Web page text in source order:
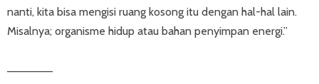
nanti, kita bisa mengisi ruang kosong itu dengan hal-hal lain.
Misalnya; organisme hidup atau bahan penyimpan energi.”
—————–